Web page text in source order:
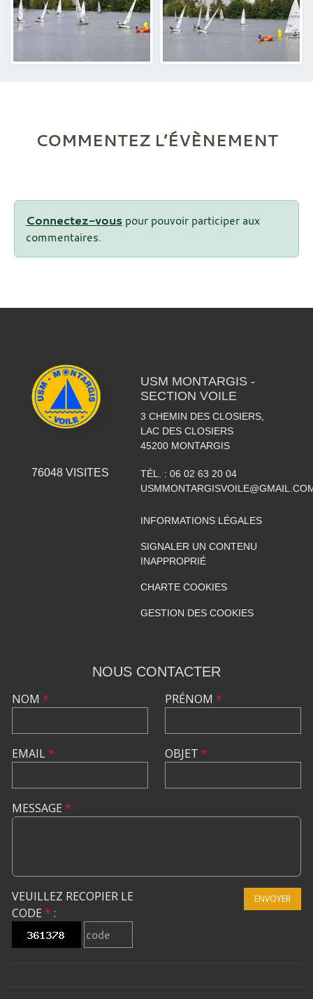
COMMENTEZ L’ÉVÈNEMENT
Connectez-vous pour pouvoir participer aux
commentaires.
76048VISITES
USM MONTARGIS -
SECTION VOILE
3 CHEMIN DES CLOSIERS,
LAC DES CLOSIERS
45200 MONTARGIS
TÉL. : 06 02 63 20 04
INFORMATIONS LÉGALES
SIGNALER UN CONTENU
INAPPROPRIÉ
CHARTE COOKIES
GESTION DES COOKIES
NOUS CONTACTER
NOM *
EMAIL*
PRÉNOM *
OBJET *
MESSAGE *
VEUILLEZ RECOPIER LE
CODE * :
ENVOYER